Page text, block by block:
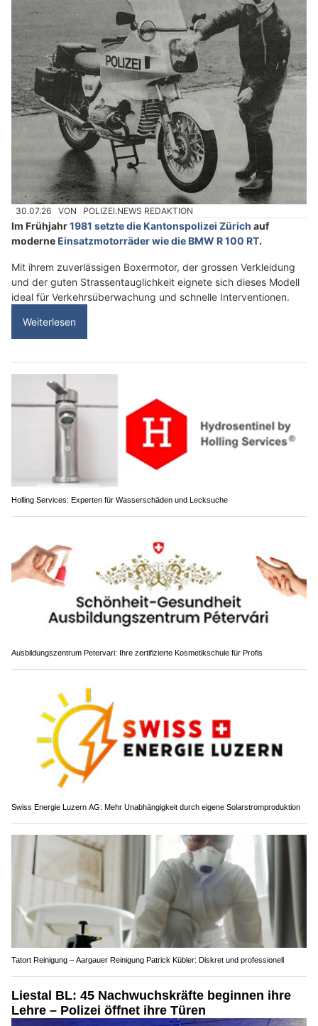
30.07.26 VON POLIZEI.NEWS REDAKTION
Im Frühjahr1981 setzte die Kantonspolizei Zürich auf
moderneEinsatzmotorräder wie die BMW R 100 RT.
Mit ihrem zuverlässigen Boxermotor, der grossen Verkleidung
und der guten Strassentauglichkeit eignete sich dieses Modell
ideal für Verkehrsüberwachung und schnelle Interventionen.
Weiterlesen
Holling Services: Experten für Wasserschäden und Lecksuche
Ausbildungszentrum Petervari: Ihre zertifizierte Kosmetikschule für Profis
Swiss Energie Luzern AG: Mehr Unabhängigkeit durch eigene Solarstromproduktion
Tatort Reinigung – Aargauer Reinigung Patrick Kübler: Diskret und professionell
Liestal BL: 45 Nachwuchskräfte beginnen ihre
Lehre – Polizei öffnet ihre Türen